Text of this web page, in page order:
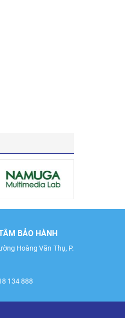
BẢO HÀNH
Hoàng Văn Thụ, P.
134 888